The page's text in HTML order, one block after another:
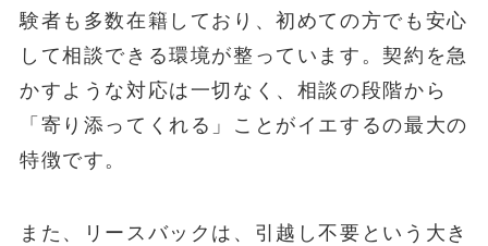
験者も多数在籍しており、初めての方でも安心
して相談できる環境が整っています。契約を急
かすような対応は一切なく、相談の段階から
「寄り添ってくれる」ことがイエするの最大の
特徴です。
また、リースバックは、引越し不要という大き